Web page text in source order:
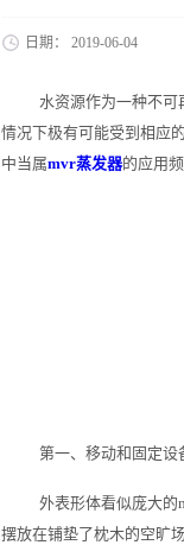
日期： 2019-06-04
水资源作为一种不可
情况下极有可能受到相应
中当属mvr蒸发器的应用
第一、移动和固定设
外表形体看似庞大的
摆放在铺垫了枕木的空旷